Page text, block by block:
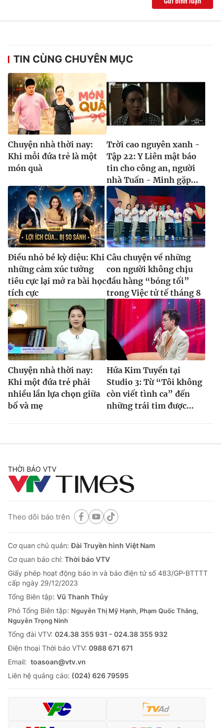
TIN CÙNG CHUYÊN MỤC
Chuyện nhà thời nay:
Khi mỗi đứa trẻ là một
món quà
Trời cao nguyên xanh -
Tập 22: Y Liên mật báo
tin cho công an, người
nhà Tuấn - Minh gặp...
Điều nhỏ bé kỳ diệu: Khi
những cảm xúc tưởng
tiêu cực lại mở ra bài học
tích cực
Câu chuyện về những
con người không chịu
đầu hàng “bóng tối”
trong Việc tử tế tháng 8
Chuyện nhà thời nay:
Khi một đứa trẻ phải
nhiều lần lựa chọn giữa
bố và mẹ
Hứa Kim Tuyền tại
Studio 3: Từ “Tôi không
còn viết tình ca” đến
những trái tim được...
THỜI BÁO VTV
Theo dõi báo trên
Cơ quan chủ quản:Đài Truyền hình Việt Nam
Cơ quan báo chí: Thời báo VTV
Giấy phép hoạt động báo in và báo điện tử số 483/GP-BTTTT
cấp ngày 29/12/2023
Tổng Biên tập: Vũ Thanh Thủy
Phó Tổng Biên tập: Nguyễn Thị Mỹ Hạnh, Phạm Quốc Thắng,
Nguyễn Trọng Ninh
Tổng đài VTV: 024.38 355 931 - 024.38 355 932
Ðiện thoại Thời báo VTV: 0988 671 671
Email: toasoan@vtv.vn
Liên hệ quảng cáo: (024) 626 79595